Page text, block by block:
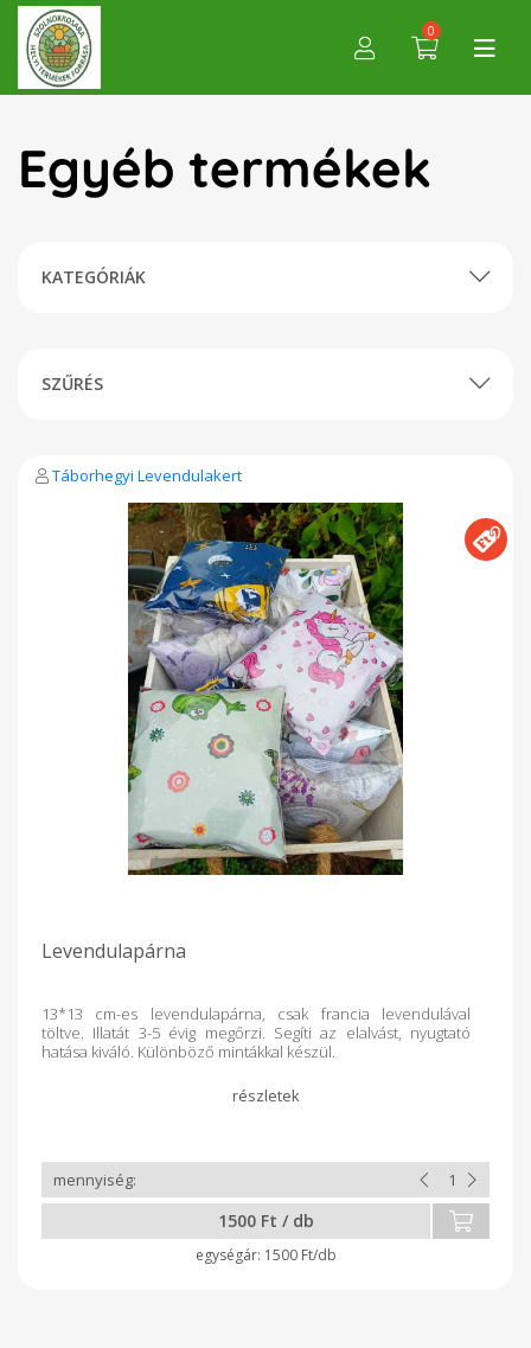
0
Egyéb termékek
KATEGÓRIÁK
SZŰRÉS
Táborhegyi Levendulakert
Levendulapárna
13*13 cm-es levendulapárna, csak francia levendulával
töltve. Illatát 3-5 évig megőrzi. Segíti az elalvást, nyugtató
hatása kiváló. Különböző mintákkal készül.
1500 Ft / db
1500 Ft/db